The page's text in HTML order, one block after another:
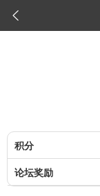

积分
论坛奖励